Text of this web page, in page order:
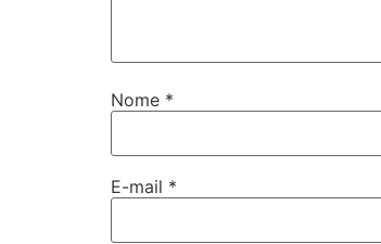
Nome *
E-mail *